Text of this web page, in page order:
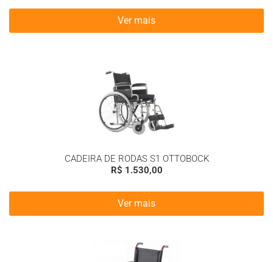
Ver mais
CADEIRA DE RODAS S1 OTTOBOCK
R$ 1.530,00
Ver mais